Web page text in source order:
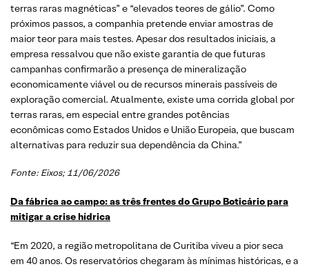
terras raras magnéticas” e “elevados teores de gálio”. Como
próximos passos, a companhia pretende enviar amostras de
maior teor para mais testes. Apesar dos resultados iniciais, a
empresa ressalvou que não existe garantia de que futuras
campanhas confirmarão a presença de mineralização
economicamente viável ou de recursos minerais passíveis de
exploração comercial. Atualmente, existe uma corrida global por
terras raras, em especial entre grandes potências
econômicas como Estados Unidos e União Europeia, que buscam
alternativas para reduzir sua dependência da China.”
Fonte: Eixos; 11/06/2026
Da fábrica ao campo: as três frentes do Grupo Boticário para
mitigar a crise hídrica
“Em 2020, a região metropolitana de Curitiba viveu a pior seca
em 40 anos. Os reservatórios chegaram às mínimas históricas, e a